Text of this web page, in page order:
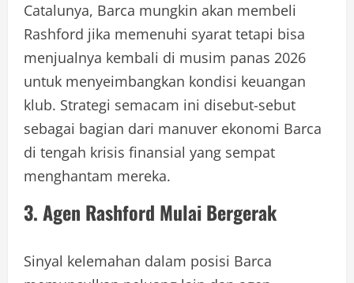
Catalunya, Barca mungkin akan membeli
Rashford jika memenuhi syarat tetapi bisa
menjualnya kembali di musim panas 2026
untuk menyeimbangkan kondisi keuangan
klub. Strategi semacam ini disebut-sebut
sebagai bagian dari manuver ekonomi Barca
di tengah krisis finansial yang sempat
menghantam mereka.
3. Agen Rashford Mulai Bergerak
Sinyal kelemahan dalam posisi Barca